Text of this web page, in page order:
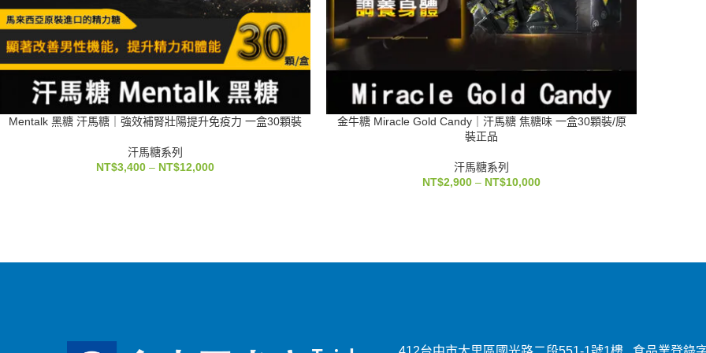
Mentalk 黑糖 汗馬糖｜強效補腎壯陽提升免疫力 一盒30顆裝
汗馬糖系列
NT$3,400 – NT$12,000
金牛糖 Miracle Gold Candy｜汗馬糖 焦糖味 一盒30顆裝/原
裝正品
汗馬糖系列
NT$2,900 – NT$10,000